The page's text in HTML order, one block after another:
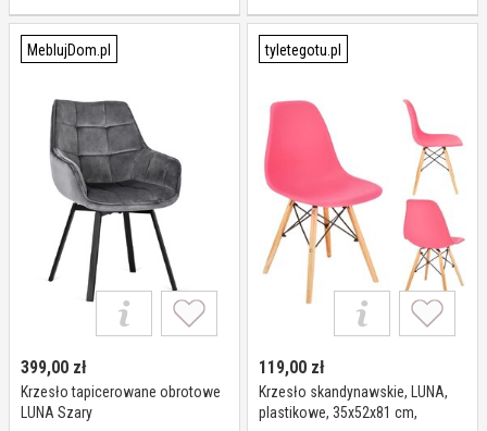
MeblujDom.pl
399,00 zł
Krzesło tapicerowane obrotowe
LUNA Szary
tyletegotu.pl
119,00 zł
Krzesło skandynawskie, LUNA,
plastikowe, 35x52x81 cm,